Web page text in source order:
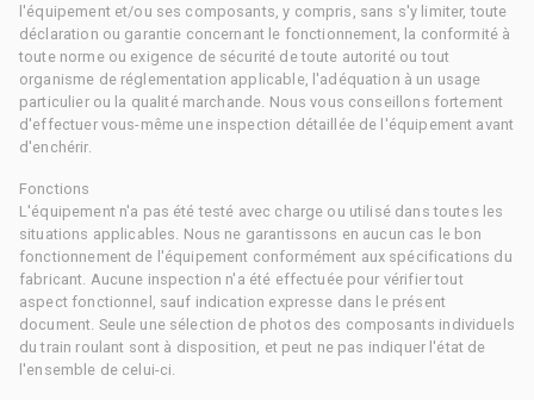
l'équipement et/ou ses composants, y compris, sans s'y limiter, toute
déclaration ou garantie concernant le fonctionnement, la conformité à
toute norme ou exigence de sécurité de toute autorité ou tout
organisme de réglementation applicable, l'adéquation à un usage
particulier ou la qualité marchande. Nous vous conseillons fortement
d'effectuer vous-même une inspection détaillée de l'équipement avant
d'enchérir.
Fonctions
L'équipement n'a pas été testé avec charge ou utilisé dans toutes les
situations applicables. Nous ne garantissons en aucun cas le bon
fonctionnement de l'équipement conformément aux spécifications du
fabricant. Aucune inspection n'a été effectuée pour vérifier tout
aspect fonctionnel, sauf indication expresse dans le présent
document. Seule une sélection de photos des composants individuels
du train roulant sont à disposition, et peut ne pas indiquer l'état de
l'ensemble de celui-ci.